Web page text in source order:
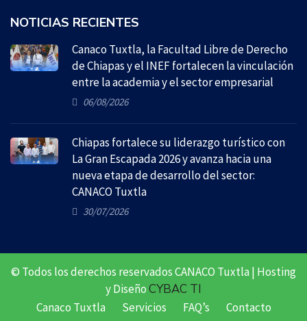
NOTICIAS RECIENTES
Canaco Tuxtla, la Facultad Libre de Derecho
de Chiapas y el INEF fortalecen la vinculación
entre la academia y el sector empresarial
06/08/2026
Chiapas fortalece su liderazgo turístico con
La Gran Escapada 2026 y avanza hacia una
nueva etapa de desarrollo del sector:
CANACO Tuxtla
30/07/2026
© Todos los derechos reservados CANACO Tuxtla | Hosting
y DiseñoCYBAC TI
Canaco Tuxtla Servicios FAQ’s Contacto